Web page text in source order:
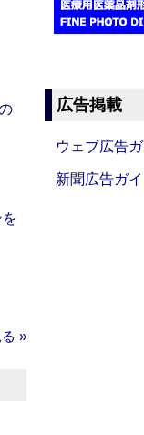
»
広告掲載
ウェブ広告
新聞広告ガ